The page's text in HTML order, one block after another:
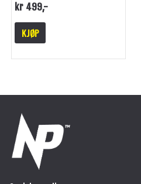
kr 499,-
KJØP